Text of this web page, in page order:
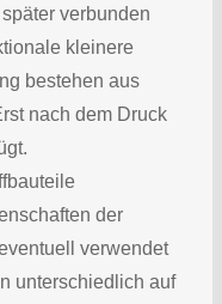
verbunden
kleinere
bestehen aus
nach dem Druck
der
verwendet
unterschiedlich auf